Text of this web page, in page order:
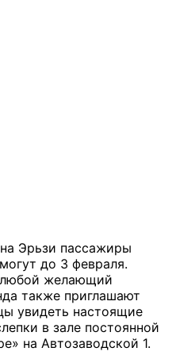
Эрьзи пассажиры
до 3 февраля.
любой желающий
также приглашают
увидеть настоящие
в зале постоянной
на Автозаводской 1.